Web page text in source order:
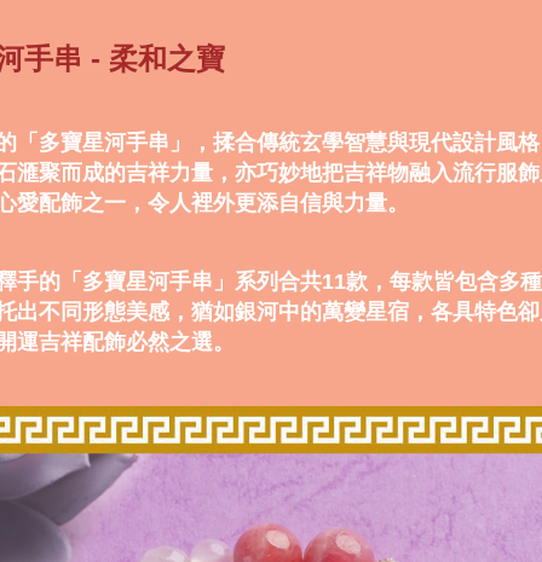
手串 - 柔和之寶
「多寶星河手串」，揉合傳統玄學智慧與現代設計風
滙聚而成的吉祥力量，亦巧妙地把吉祥物融入流行服
愛配飾之一，令人裡外更添自信與力量。
手的「多寶星河手串」系列合共11款，每款皆包含多
出不同形態美感，猶如銀河中的萬變星宿，各具特色
運吉祥配飾必然之選。